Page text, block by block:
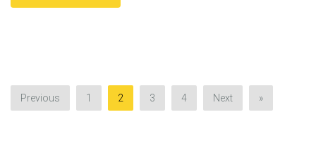
Previous 1 2 3 4 Next »